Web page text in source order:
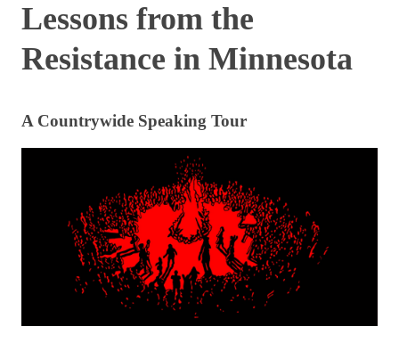
Lessons from the
Resistance in Minnesota
A Countrywide Speaking Tour